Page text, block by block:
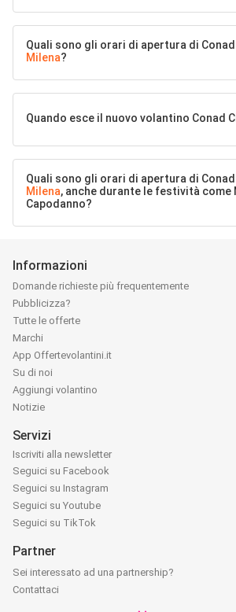
Quali sono gli orari di apertura di Conad
Milena?
Quando esce il nuovo volantino Conad
Quali sono gli orari di apertura di Conad
Milena, anche durante le festività come
Capodanno?
Informazioni
Domande richieste più frequentemente
Pubblicizza?
Tutte le offerte
Marchi
App Offertevolantini.it
Su di noi
Aggiungi volantino
Notizie
Servizi
Iscriviti alla newsletter
Seguici su Facebook
Seguici su Instagram
Seguici su Youtube
Seguici su TikTok
Partner
Sei interessato ad una partnership?
Contattaci